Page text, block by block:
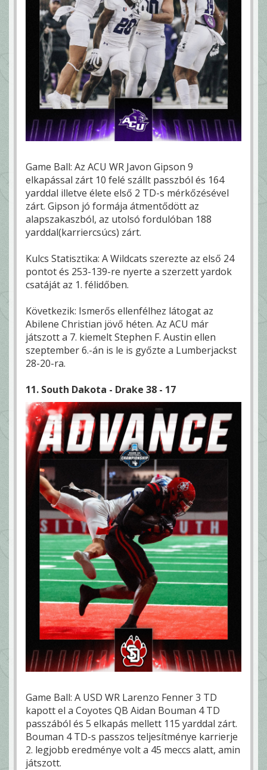
Game Ball: Az ACU WR Javon Gipson 9
elkapással zárt 10 felé szállt passzból és 164
yarddal illetve élete első 2 TD-s mérkőzésével
zárt. Gipson jó formája átmentődött az
alapszakaszból, az utolsó fordulóban 188
yarddal(karriercsúcs) zárt.
Kulcs Statisztika: A Wildcats szerezte az első 24
pontot és 253-139-re nyerte a szerzett yardok
csatáját az 1. félidőben.
Következik: Ismerős ellenfélhez látogat az
Abilene Christian jövő héten. Az ACU már
játszott a 7. kiemelt Stephen F. Austin ellen
szeptember 6.-án is le is győzte a Lumberjackst
28-20-ra.
11. South Dakota - Drake 38 - 17
Game Ball: A USD WR Larenzo Fenner 3 TD
kapott el a Coyotes QB Aidan Bouman 4 TD
passzából és 5 elkapás mellett 115 yarddal zárt.
Bouman 4 TD-s passzos teljesítménye karrierje
2. legjobb eredménye volt a 45 meccs alatt, amin
játszott.